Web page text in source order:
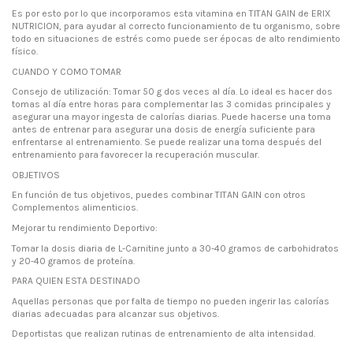
Es por esto por lo que incorporamos esta vitamina en TITAN GAIN de ERIX
NUTRICION, para ayudar al correcto funcionamiento de tu organismo, sobre
todo en situaciones de estrés como puede ser épocas de alto rendimiento
físico.
CUANDO Y COMO TOMAR
Consejo de utilización: Tomar 50 g dos veces al día. Lo ideal es hacer dos
tomas al día entre horas para complementar las 3 comidas principales y
asegurar una mayor ingesta de calorías diarias. Puede hacerse una toma
antes de entrenar para asegurar una dosis de energía suficiente para
enfrentarse al entrenamiento. Se puede realizar una toma después del
entrenamiento para favorecer la recuperación muscular.
OBJETIVOS
En función de tus objetivos, puedes combinar TITAN GAIN con otros
Complementos alimenticios.
Mejorar tu rendimiento Deportivo:
Tomar la dosis diaria de L-Carnitine junto a 30-40 gramos de carbohidratos
y 20-40 gramos de proteína.
PARA QUIEN ESTA DESTINADO
Aquellas personas que por falta de tiempo no pueden ingerir las calorías
diarias adecuadas para alcanzar sus objetivos.
Deportistas que realizan rutinas de entrenamiento de alta intensidad.